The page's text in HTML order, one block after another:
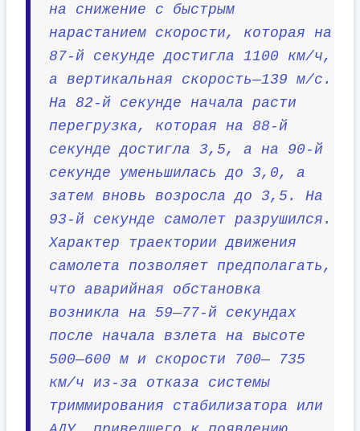
на снижение с быстрым
нарастанием скорости, которая на
87-й секунде достигла 1100 км/ч,
а вертикальная скорость—139 м/с.
На 82-й секунде начала расти
перегрузка, которая на 88-й
секунде достигла 3,5, а на 90-й
секунде уменьшилась до 3,0, а
затем вновь возросла до 3,5. На
93-й секунде самолет разрушился.
Характер траектории движения
самолета позволяет предполагать,
что аварийная обстановка
возникла на 59—77-й секундах
после начала взлета на высоте
500—600 м и скорости 700— 735
км/ч из-за отказа системы
триммирования стабилизатора или